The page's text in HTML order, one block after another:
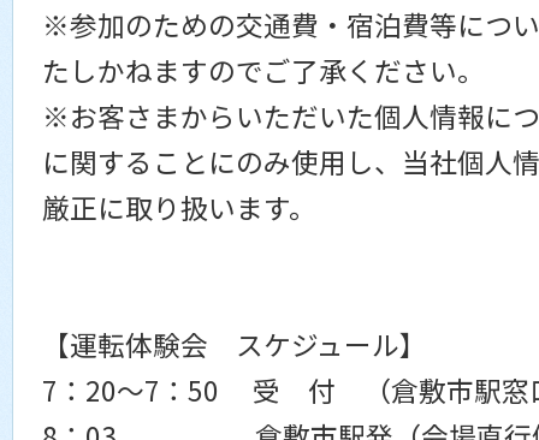
※参加のための交通費・宿泊費等につ
たしかねますのでご了承ください。
※お客さまからいただいた個人情報に
に関することにのみ使用し、当社個人
厳正に取り扱います。
【運転体験会 スケジュール】
7：20～7：50 受 付 （倉敷市駅窓